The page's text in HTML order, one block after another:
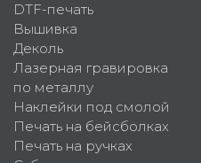
DTF-печать
Вышивка
Деколь
Лазерная гравировка
по металлу
Наклейки под смолой
Печать на бейсболках
Печать на ручках